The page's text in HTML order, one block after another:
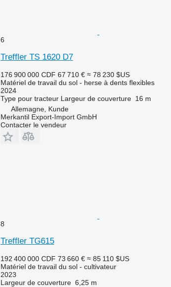
6
Treffler TS 1620 D7
176 900 000 CDF 67 710 € ≈ 78 230 $US
Matériel de travail du sol - herse à dents flexibles
2024
Type pour tracteur Largeur de couverture 16 m
Allemagne, Kunde
Merkantil Export-Import GmbH
Contacter le vendeur
8
Treffler TG615
192 400 000 CDF 73 660 € ≈ 85 110 $US
Matériel de travail du sol - cultivateur
2023
Largeur de couverture 6,25 m